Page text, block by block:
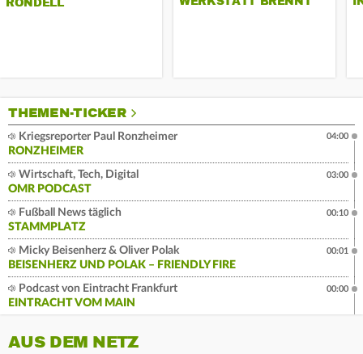
RONDELL
THEMEN-TICKER
Kriegsreporter Paul Ronzheimer
RONZHEIMER
04:00
Wirtschaft, Tech, Digital
OMR PODCAST
03:00
Fußball News täglich
STAMMPLATZ
00:10
Micky Beisenherz & Oliver Polak
BEISENHERZ UND POLAK – FRIENDLY FIRE
00:01
Podcast von Eintracht Frankfurt
EINTRACHT VOM MAIN
00:00
AUS DEM NETZ